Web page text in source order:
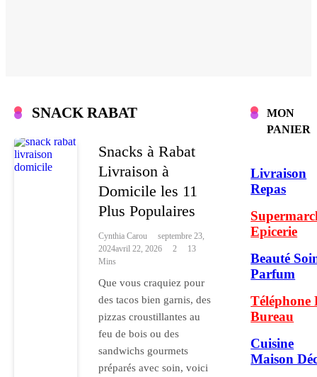
SNACK RABAT
Snacks à Rabat
Livraison à
Domicile les 11
Plus Populaires
Cynthia Carou
Septembre 23,
2024Avril 22, 2026 2
13
Mins
Que vous craquiez pour
des tacos bien garnis, des
pizzas croustillantes au
feu de bois ou des
sandwichs gourmets
préparés avec soin, voici
MON
PANIER
Livraison
Repas
Epicerie
Beauté
Parfum
Téléphone
Bureau
Cuisine
Maison